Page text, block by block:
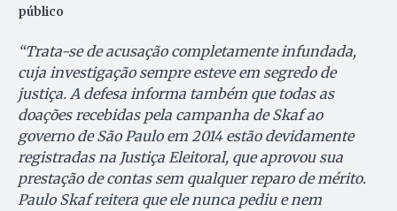
público
“Trata-se de acusação completamente infundada,
cuja investigação sempre esteve em segredo de
justiça. A defesa informa também que todas as
doações recebidas pela campanha de Skaf ao
governo de São Paulo em 2014 estão devidamente
registradas na Justiça Eleitoral, que aprovou sua
prestação de contas sem qualquer reparo de mérito.
Paulo Skaf reitera que ele nunca pediu e nem